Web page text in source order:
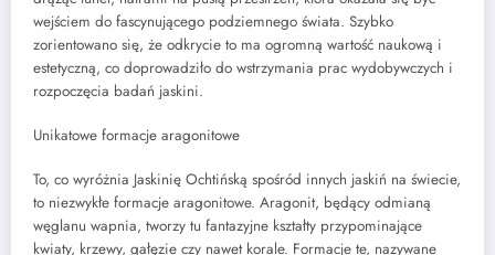
wejściem do fascynującego podziemnego świata. Szybko
zorientowano się, że odkrycie to ma ogromną wartość naukową i
estetyczną, co doprowadziło do wstrzymania prac wydobywczych i
rozpoczęcia badań jaskini.
Unikatowe formacje aragonitowe
To, co wyróżnia Jaskinię Ochtińską spośród innych jaskiń na świecie,
to niezwykłe formacje aragonitowe. Aragonit, będący odmianą
węglanu wapnia, tworzy tu fantazyjne kształty przypominające
kwiaty, krzewy, gałęzie czy nawet korale. Formacje te, nazywane